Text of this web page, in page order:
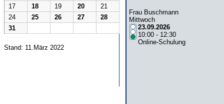
17
18 19 20
21
24
25 26 27
28
31
Stand: 11.März 2022
Frau Buschmann
Mittwoch
23.09.2026
10:00 - 12:30
Online-Schulung